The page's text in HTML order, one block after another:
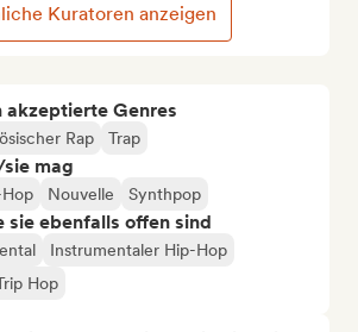
Genres
Rap Trap
mag
Nouvelle Synthpop
sie ebenfalls offen sind
Instrumentaler Hip-Hop
Hop
Kuratoren anzeigen